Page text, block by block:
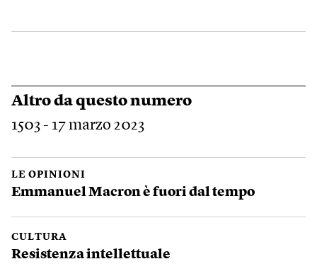
Altro da questo numero
1503 - 17 marzo 2023
LE OPINIONI
Emmanuel Macron è fuori dal tempo
CULTURA
Resistenza intellettuale